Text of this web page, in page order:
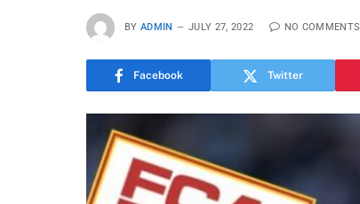
BY ADMIN JULY 27, 2022 NO COMMENTS
Facebook Twitter